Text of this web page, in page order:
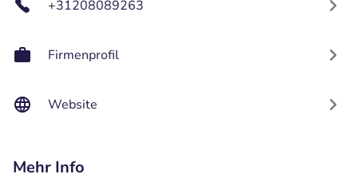
+31208089263
Firmenprofil
Website
Mehr Info